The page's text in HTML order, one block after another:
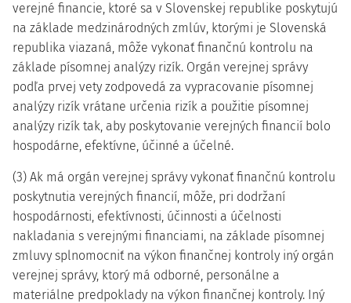
verejné financie, ktoré sa v Slovenskej republike poskytujú
na základe medzinárodných zmlúv, ktorými je Slovenská
republika viazaná, môže vykonať finančnú kontrolu na
základe písomnej analýzy rizík. Orgán verejnej správy
podľa prvej vety zodpovedá za vypracovanie písomnej
analýzy rizík vrátane určenia rizík a použitie písomnej
analýzy rizík tak, aby poskytovanie verejných financií bolo
hospodárne, efektívne, účinné a účelné.
(3) Ak má orgán verejnej správy vykonať finančnú kontrolu
poskytnutia verejných financií, môže, pri dodržaní
hospodárnosti, efektívnosti, účinnosti a účelnosti
nakladania s verejnými financiami, na základe písomnej
zmluvy splnomocniť na výkon finančnej kontroly iný orgán
verejnej správy, ktorý má odborné, personálne a
materiálne predpoklady na výkon finančnej kontroly. Iný